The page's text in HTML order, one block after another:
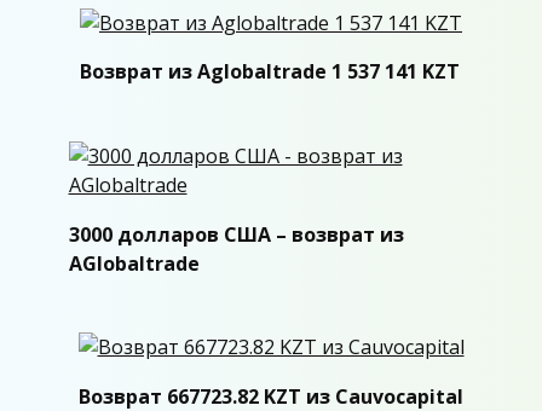
Возврат из Aglobaltrade 1 537 141 KZT
3000 долларов США – возврат из
AGlobaltrade
Возврат 667723.82 KZT из Cauvocapital